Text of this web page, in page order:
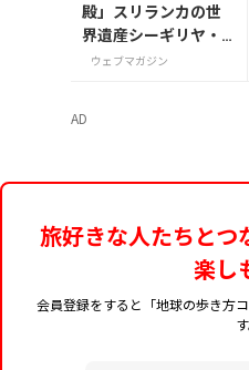
殿」スリランカの世
界遺産シーギリヤ・
ロック登頂に挑戦！
ウェブマガジン
AD
旅好きな人たちとつ
楽し
会員登録をすると「地球の歩き方
す